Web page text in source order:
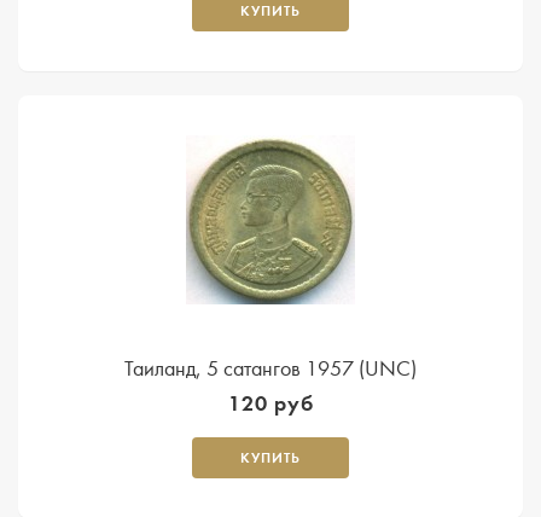
КУПИТЬ
Таиланд, 5 сатангов 1957 (UNC)
120 руб
КУПИТЬ